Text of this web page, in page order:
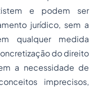
e podem ser
jurídico, sem a
qualquer medida
do direito
a necessidade de
imprecisos,